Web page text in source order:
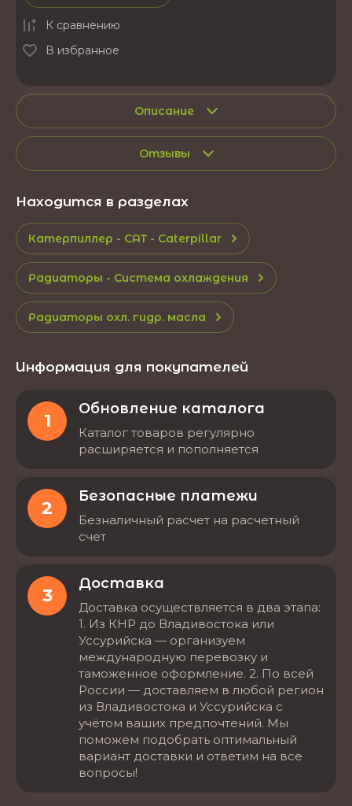
К сравнению
В избранное
Описание
Отзывы
Находится в разделах
Катерпиллер - CAT - Caterpillar
Радиаторы - Система охлаждения
Радиаторы охл. гидр. масла
Информация для покупателей
1
Обновление каталога
Каталог товаров регулярно
расширяется и пополняется
2
Безопасные платежи
Безналичный расчет на расчетный
счет
3
Доставка
Доставка осуществляется в два этапа:
1. Из КНР до Владивостока или
Уссурийска — организуем
международную перевозку и
таможенное оформление. 2. По всей
России — доставляем в любой регион
из Владивостока и Уссурийска с
учётом ваших предпочтений. Мы
поможем подобрать оптимальный
вариант доставки и ответим на все
вопросы!